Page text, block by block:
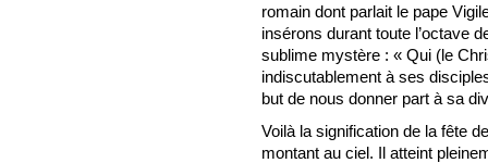
romain dont parlait le pape
insérons durant toute l’octave
sublime mystère : « Qui (le
indiscutablement à ses
but de nous donner part à sa
Voilà la signification de la fête
montant au ciel. Il atteint